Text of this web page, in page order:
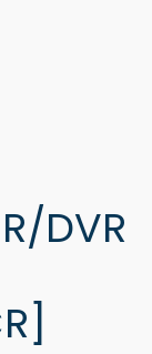
DVR